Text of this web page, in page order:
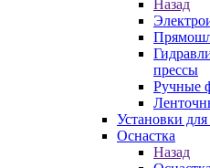
Назад
прессы
Ручные
Установки
Оснастка
Назад